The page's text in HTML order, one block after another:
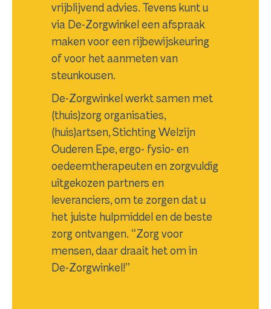
vrijblijvend advies. Tevens kunt u
via De-Zorgwinkel een afspraak
maken voor een rijbewijskeuring
of voor het aanmeten van
steunkousen.
De-Zorgwinkel werkt samen met
(thuis)zorg organisaties,
(huis)artsen, Stichting Welzijn
Ouderen Epe, ergo- fysio- en
oedeemtherapeuten en zorgvuldig
uitgekozen partners en
leveranciers, om te zorgen dat u
het juiste hulpmiddel en de beste
zorg ontvangen. “Zorg voor
mensen, daar draait het om in
De-Zorgwinkel!”